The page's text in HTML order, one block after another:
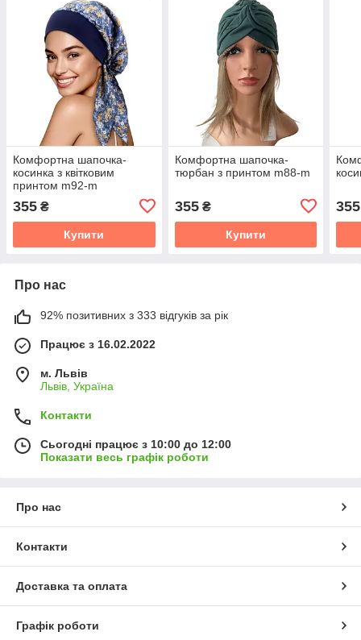
Комфортна шапочка-
косинка з квітковим
принтом m92-m
355 ₴
Купити
Комфортна шапочка-
тюрбан з принтом m88-m
355₴
Купити
355
Про нас
92% позитивних з 333 відгуків за рік
Працює з 16.02.2022
м. Львів
Львів, Україна
Контакти
Сьогодні працює з 10:00 до 12:00
Показати весь графік роботи
Про нас
Контакти
Доставка та оплата
Графік роботи